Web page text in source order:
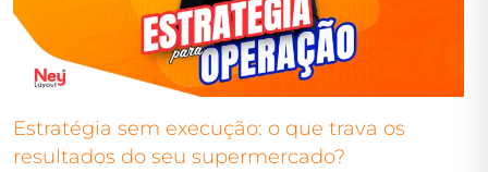
Estratégia sem execução: o que trava os
resultados do seu supermercado?